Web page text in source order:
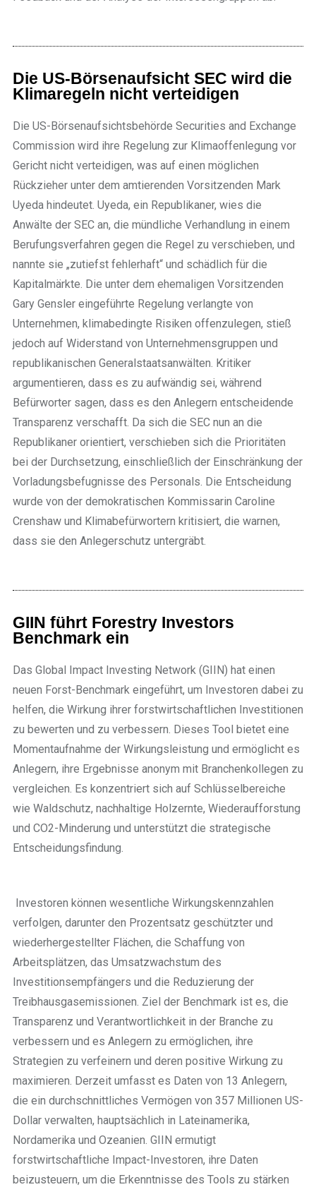
Die US-Börsenaufsicht SEC wird die
Klimaregeln nicht verteidigen
Die US-Börsenaufsichtsbehörde Securities and Exchange
Commission wird ihre Regelung zur Klimaoffenlegung vor
Gericht nicht verteidigen, was auf einen möglichen
Rückzieher unter dem amtierenden Vorsitzenden Mark
Uyeda hindeutet. Uyeda, ein Republikaner, wies die
Anwälte der SEC an, die mündliche Verhandlung in einem
Berufungsverfahren gegen die Regel zu verschieben, und
nannte sie „zutiefst fehlerhaft“ und schädlich für die
Kapitalmärkte. Die unter dem ehemaligen Vorsitzenden
Gary Gensler eingeführte Regelung verlangte von
Unternehmen, klimabedingte Risiken offenzulegen, stieß
jedoch auf Widerstand von Unternehmensgruppen und
republikanischen Generalstaatsanwälten. Kritiker
argumentieren, dass es zu aufwändig sei, während
Befürworter sagen, dass es den Anlegern entscheidende
Transparenz verschafft. Da sich die SEC nun an die
Republikaner orientiert, verschieben sich die Prioritäten
bei der Durchsetzung, einschließlich der Einschränkung der
Vorladungsbefugnisse des Personals. Die Entscheidung
wurde von der demokratischen Kommissarin Caroline
Crenshaw und Klimabefürwortern kritisiert, die warnen,
dass sie den Anlegerschutz untergräbt.
GIIN führt Forestry Investors
Benchmark ein
Das Global Impact Investing Network (GIIN) hat einen
neuen Forst-Benchmark eingeführt, um Investoren dabei zu
helfen, die Wirkung ihrer forstwirtschaftlichen Investitionen
zu bewerten und zu verbessern. Dieses Tool bietet eine
Momentaufnahme der Wirkungsleistung und ermöglicht es
Anlegern, ihre Ergebnisse anonym mit Branchenkollegen zu
vergleichen. Es konzentriert sich auf Schlüsselbereiche
wie Waldschutz, nachhaltige Holzernte, Wiederaufforstung
und CO2-Minderung und unterstützt die strategische
Entscheidungsfindung.
Investoren können wesentliche Wirkungskennzahlen
verfolgen, darunter den Prozentsatz geschützter und
wiederhergestellter Flächen, die Schaffung von
Arbeitsplätzen, das Umsatzwachstum des
Investitionsempfängers und die Reduzierung der
Treibhausgasemissionen. Ziel der Benchmark ist es, die
Transparenz und Verantwortlichkeit in der Branche zu
verbessern und es Anlegern zu ermöglichen, ihre
Strategien zu verfeinern und deren positive Wirkung zu
maximieren. Derzeit umfasst es Daten von 13 Anlegern,
die ein durchschnittliches Vermögen von 357 Millionen US-
Dollar verwalten, hauptsächlich in Lateinamerika,
Nordamerika und Ozeanien. GIIN ermutigt
forstwirtschaftliche Impact-Investoren, ihre Daten
beizusteuern, um die Erkenntnisse des Tools zu stärken